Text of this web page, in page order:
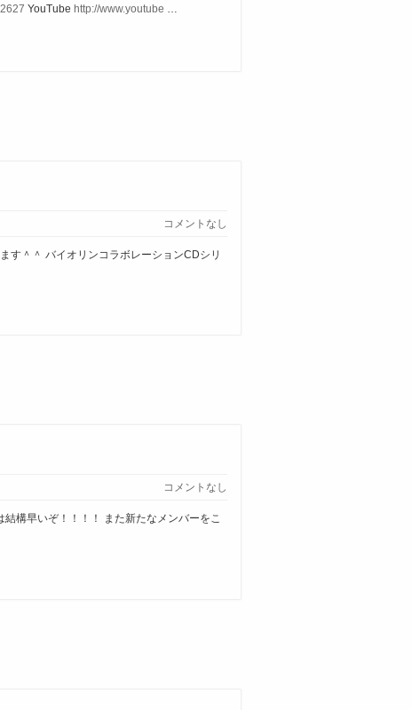
YouTube http://www.youtube
コメントなし
す＾＾ バイオリンコラボレーションCDシリ
コメントなし
構早いぞ！！！！ また新たなメンバーをこ